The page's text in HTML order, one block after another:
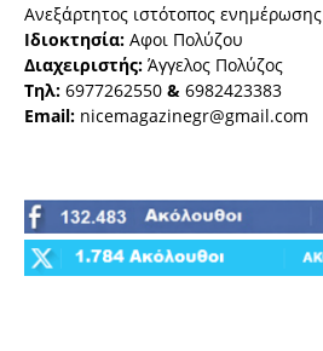
Ανεξάρτητος ιστότοπος ενημέρωσης
Ιδιοκτησία: Αφοι Πολύζου
Διαχειριστής: Άγγελος Πολύζος
Τηλ: 6977262550 & 6982423383
Email: nicemagazinegr@gmail.com